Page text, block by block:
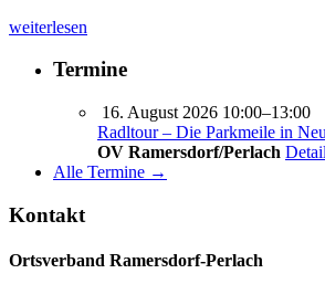
weiterlesen
Termine
16. August 2026 10:00–13:00
Radltour – Die Parkmeile in
OV Ramersdorf/Perlach
Alle Termine →
Kontakt
Ortsverband Ramersdorf-Perlach